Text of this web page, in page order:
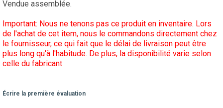
Vendue assemblée.
Important: Nous ne tenons pas ce produit en inventaire. Lors
de l'achat de cet item, nous le commandons directement chez
le fournisseur, ce qui fait que le délai de livraison peut être
plus long qu'à l'habitude. De plus, la disponibilité varie selon
celle du fabricant
Écrire la première évaluation